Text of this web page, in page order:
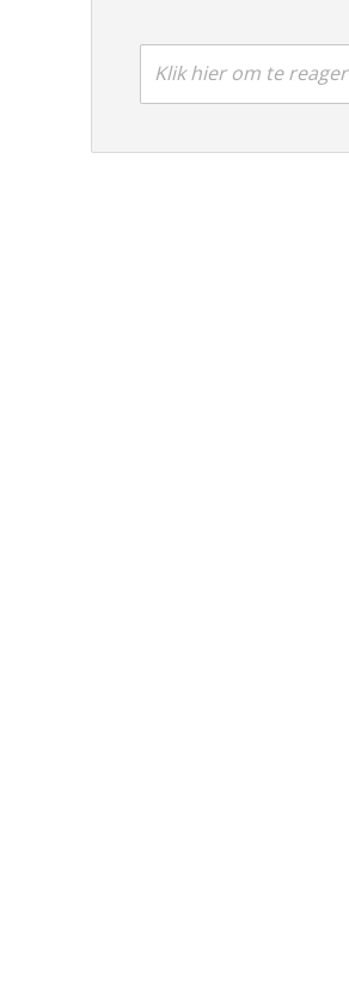
Klik hier om te